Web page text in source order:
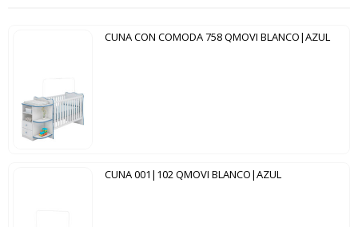
CUNA CON COMODA 758 QMOVI BLANCO|AZUL
CUNA 001|102 QMOVI BLANCO|AZUL